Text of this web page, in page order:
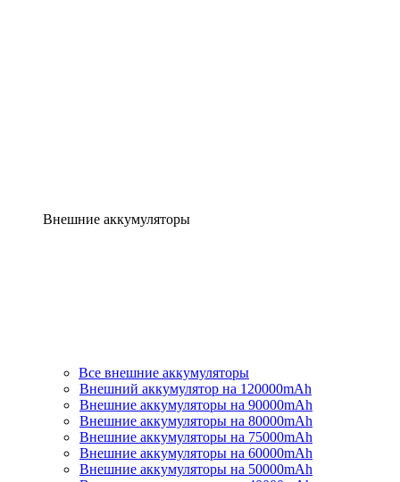
Внешние аккумуляторы
Все внешние аккумуляторы
Внешний аккумулятор на 120000mAh
Внешние аккумуляторы на 90000mAh
Внешние аккумуляторы на 80000mAh
Внешние аккумуляторы на 75000mAh
Внешние аккумуляторы на 60000mAh
Внешние аккумуляторы на 50000mAh